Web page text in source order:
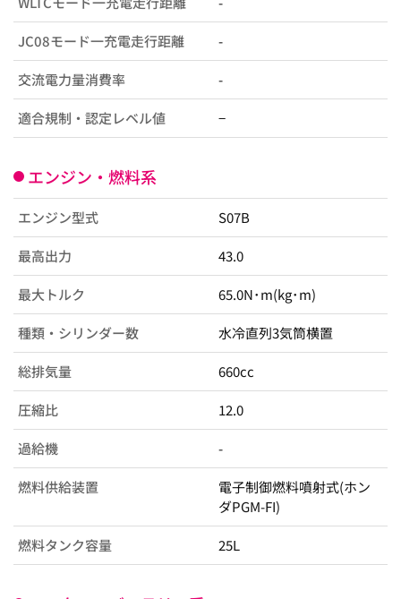
JC08モード一充電走行距離 -
交流電力量消費率 -
適合規制・認定レベル値 −
エンジン・燃料系
エンジン型式 S07B
最高出力 43.0
最大トルク 65.0N･m(kg･m)
種類・シリンダー数 水冷直列3気筒横置
総排気量 660cc
圧縮比 12.0
過給機 -
燃料供給装置
電子制御燃料噴射式(ホン
ダPGM-FI)
燃料タンク容量 25L